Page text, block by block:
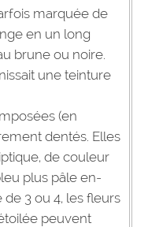
marquée de
en un long
brune ou noire.
une teinture
(en
dentés. Elles
de couleur
plus pâle en-
3 ou 4, les fleurs
peuvent